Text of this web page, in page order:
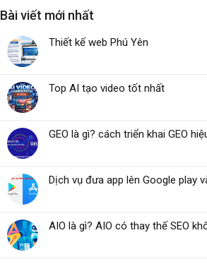
Bài viết mới nhất
Thiết kế web Phú Yên
Top AI tạo video tốt nhất
GEO là gì? cách triển khai GEO
Dịch vụ đưa app lên Google play
AIO là gì? AIO có thay thế SEO